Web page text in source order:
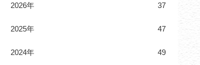
2026年 37
2025年 47
2024年 49